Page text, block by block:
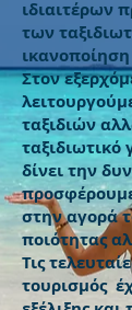
ιδιαιτέρων
των
Στον
ταξιδιών
ταξιδιωτικό
δίνει την
στην αγορά
ποιότητας
Τις
τουρισμός